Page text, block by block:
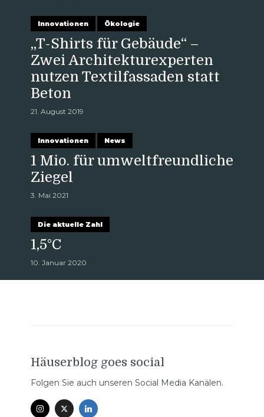
Innovationen Ökologie
„T-Shirts für Gebäude“ –
Zwei Architekturexperten
nutzen Textilfassaden statt
Beton
21. August 2019
Innovationen News
1 Mio. für umweltfreundliche
Ziegel
3. Mai 2021
Die aktuelle Zahl
1,5°C
10. Januar 2020
Häuserblog goes social
Folgen Sie auch unseren Social Media Kanälen.